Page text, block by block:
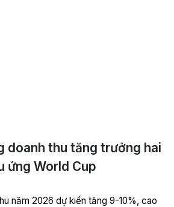
doanh thu tăng trưởng hai
ứng World Cup
năm 2026 dự kiến tăng 9-10%, cao